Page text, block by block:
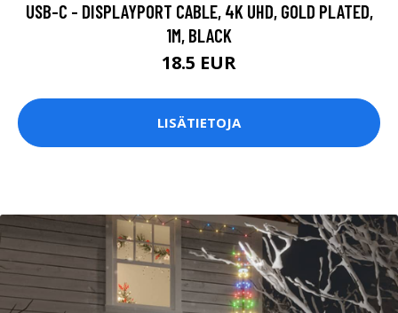
USB-C - DISPLAYPORT CABLE, 4K UHD, GOLD PLATED,
1M, BLACK
18.5 EUR
LISÄTIETOJA